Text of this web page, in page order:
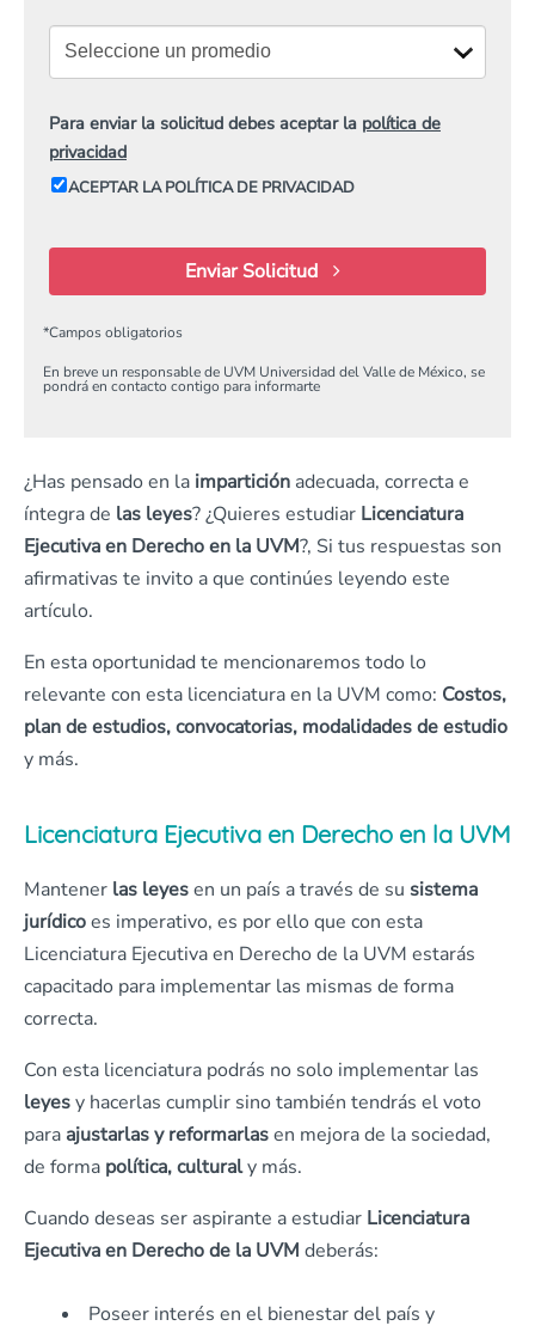
Para enviar la solicitud debes aceptar la política de
privacidad
ACEPTAR LA POLÍTICA DE PRIVACIDAD
Enviar Solicitud
*Campos obligatorios
En breve un responsable de UVM Universidad del Valle de México, se
pondrá en contacto contigo para informarte
¿Has pensado en la impartición adecuada, correcta e
íntegra de las leyes? ¿Quieres estudiar Licenciatura
Ejecutiva en Derecho en la UVM?, Si tus respuestas son
afirmativas te invito a que continúes leyendo este
artículo.
En esta oportunidad te mencionaremos todo lo
relevante con esta licenciatura en la UVM como: Costos,
plan de estudios, convocatorias, modalidades de estudio
y más.
Licenciatura Ejecutiva en Derecho en la UVM
Mantener las leyesen un país a través de su sistema
jurídicoes imperativo, es por ello que con esta
Licenciatura Ejecutiva en Derecho de la UVM estarás
capacitado para implementar las mismas de forma
correcta.
Con esta licenciatura podrás no solo implementar las
leyesy hacerlas cumplir sino también tendrás el voto
para ajustarlas y reformarlasen mejora de la sociedad,
de forma política, culturaly más.
Cuando deseas ser aspirante a estudiar Licenciatura
Ejecutiva en Derechode la UVM deberás:
Poseer interés en el bienestar del país y